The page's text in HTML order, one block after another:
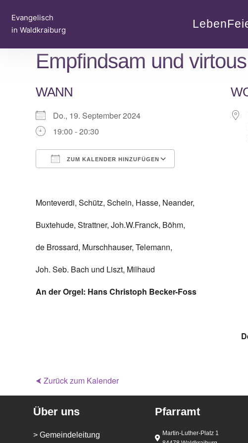
Inhalt
springen
Evangelisch
in Waldkraiburg
Empfindsam und
WANN
Do., 19. September 2024
19:00 - 20:30
ZUM KALENDER HINZUFÜGEN
Monteverdi, Schütz, Schein, Hasse, Neander,
Buxtehude, Strattner, Joh.W.Franck, Böhm,
de Brossard, Murschhauser, Telemann,
Joh. Seb. Bach und Liszt, Milhaud
An der Orgel: Hans Christoph Becker-Foss
⮜ Zurück zum Kalender
Über uns
> Gemeindeleitung
Pfarramt
Martin-Luther-Platz 1